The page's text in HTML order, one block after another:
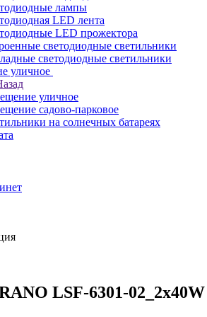
лампы
LED лента
LED прожектора
светодиодные светильники
светодиодные светильники
уличное
уличное
садово-парковое
на солнечных батареях
LSF-6301-